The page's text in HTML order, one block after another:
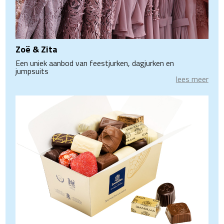
Zoë & Zita
Een uniek aanbod van feestjurken, dagjurken en
jumpsuits
lees meer